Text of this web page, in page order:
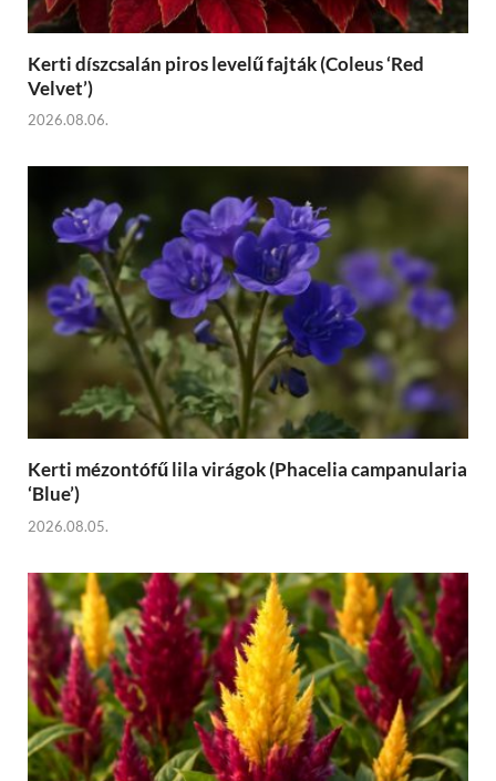
Kerti díszcsalán piros levelű fajták (Coleus ‘Red
Velvet’)
2026.08.06.
Kerti mézontófű lila virágok (Phacelia campanularia
‘Blue’)
2026.08.05.